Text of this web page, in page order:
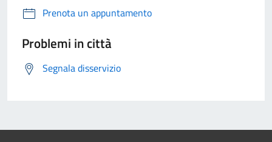
Prenota un appuntamento
Problemi in città
Segnala disservizio